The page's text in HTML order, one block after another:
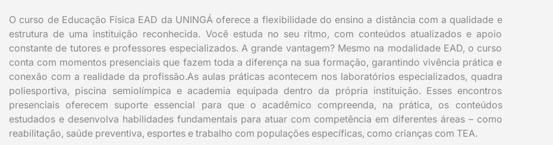
O curso de Educação Física EAD da UNINGÁ oferece a flexibilidade do ensino a distância com a qualidade e
estrutura de uma instituição reconhecida. Você estuda no seu ritmo, com conteúdos atualizados e apoio
constante de tutores e professores especializados. A grande vantagem? Mesmo na modalidade EAD, o curso
conta com momentos presenciais que fazem toda a diferença na sua formação, garantindo vivência prática e
conexão com a realidade da profissão.As aulas práticas acontecem nos laboratórios especializados, quadra
poliesportiva, piscina semiolímpica e academia equipada dentro da própria instituição. Esses encontros
presenciais oferecem suporte essencial para que o acadêmico compreenda, na prática, os conteúdos
estudados e desenvolva habilidades fundamentais para atuar com competência em diferentes áreas – como
reabilitação, saúde preventiva, esportes e trabalho com populações específicas, como crianças com TEA.